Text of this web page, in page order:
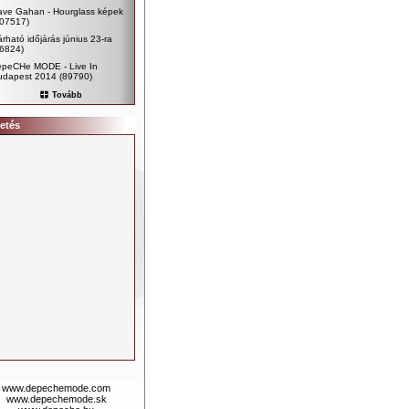
Gahan - Hourglass képek
időjárás június 23-ra
MODE - Live In
2014 (89790)
Tovább
www.depechemode.com
www.depechemode.sk